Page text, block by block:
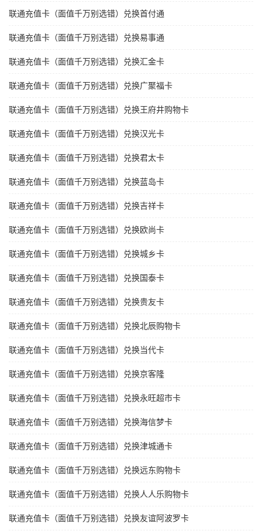
联通充值卡（面值千万别选错）兑换首付通
联通充值卡（面值千万别选错）兑换易事通
联通充值卡（面值千万别选错）兑换汇金卡
联通充值卡（面值千万别选错）兑换广聚福卡
联通充值卡（面值千万别选错）兑换王府井购物卡
联通充值卡（面值千万别选错）兑换汉光卡
联通充值卡（面值千万别选错）兑换君太卡
联通充值卡（面值千万别选错）兑换蓝岛卡
联通充值卡（面值千万别选错）兑换吉祥卡
联通充值卡（面值千万别选错）兑换欧尚卡
联通充值卡（面值千万别选错）兑换城乡卡
联通充值卡（面值千万别选错）兑换国泰卡
联通充值卡（面值千万别选错）兑换贵友卡
联通充值卡（面值千万别选错）兑换北辰购物卡
联通充值卡（面值千万别选错）兑换当代卡
联通充值卡（面值千万别选错）兑换京客隆
联通充值卡（面值千万别选错）兑换永旺超市卡
联通充值卡（面值千万别选错）兑换海信梦卡
联通充值卡（面值千万别选错）兑换津城通卡
联通充值卡（面值千万别选错）兑换远东购物卡
联通充值卡（面值千万别选错）兑换人人乐购物卡
联通充值卡（面值千万别选错）兑换友谊阿波罗卡